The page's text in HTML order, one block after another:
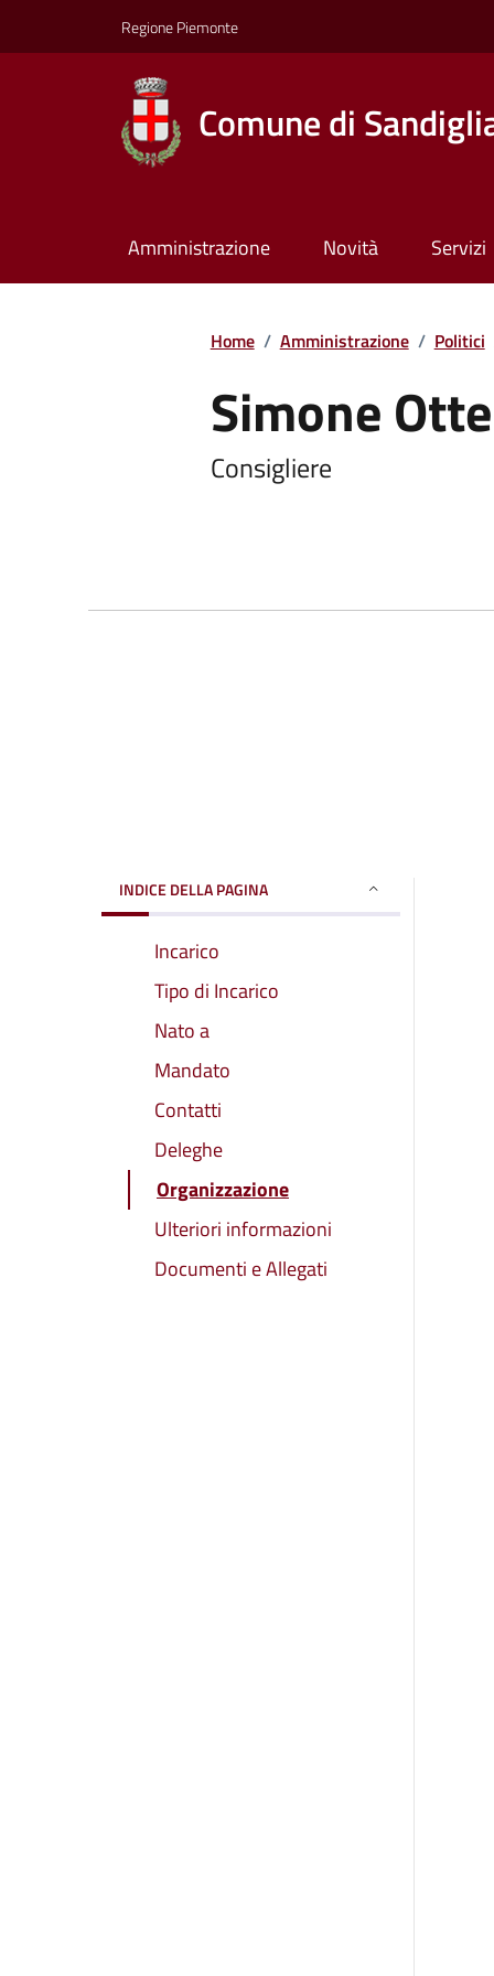
Regione Piemonte
Comune di
Amministrazione Novità Servizi
Home / Amministrazione / Politici
Simone
Consigliere
INDICE DELLA PAGINA
Incarico
Tipo di Incarico
Nato a
Mandato
Contatti
Deleghe
Organizzazione
Ulteriori informazioni
Documenti e Allegati